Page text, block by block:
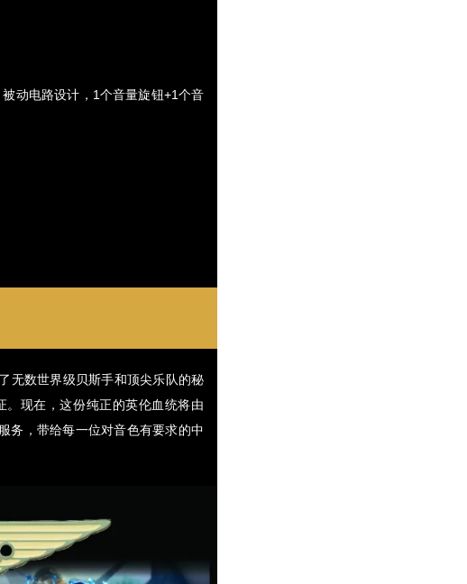
动电路设计，1个音量旋钮+1个音
无数世界级贝斯手和顶尖乐队的秘
。现在，这份纯正的英伦血统将由
务，带给每一位对音色有要求的中